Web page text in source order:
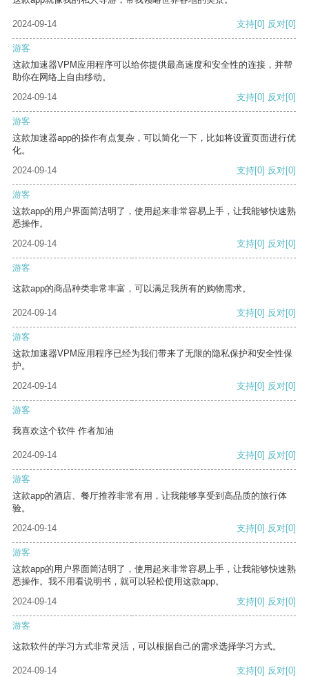
2024-09-14 支持[0] 反对[0]
游客
这款加速器VPM应用程序可以给你提供最高速度和安全性的连接，并帮
助你在网络上自由移动。
2024-09-14
支持[0] 反对[0]
游客
这款加速器app的操作有点复杂，可以简化一下，比如将设置页面进行优
化。
2024-09-14
支持[0] 反对[0]
游客
这款app的用户界面简洁明了，使用起来非常容易上手，让我能够快速熟
悉操作。
2024-09-14
支持[0] 反对[0]
游客
这款app的商品种类非常丰富，可以满足我所有的购物需求。
2024-09-14 支持[0] 反对[0]
游客
这款加速器VPM应用程序已经为我们带来了无限的隐私保护和安全性保
护。
2024-09-14
支持[0] 反对[0]
游客
我喜欢这个软件 作者加油
2024-09-14 支持[0] 反对[0]
游客
这款app的酒店、餐厅推荐非常有用，让我能够享受到高品质的旅行体
验。
2024-09-14
支持[0] 反对[0]
游客
这款app的用户界面简洁明了，使用起来非常容易上手，让我能够快速熟
悉操作。我不用看说明书，就可以轻松使用这款app。
2024-09-14
支持[0] 反对[0]
游客
这款软件的学习方式非常灵活，可以根据自己的需求选择学习方式。
2024-09-14 支持[0] 反对[0]